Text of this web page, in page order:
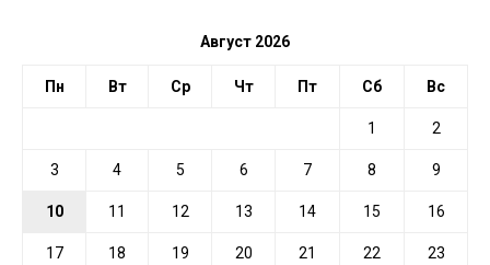
Август 2026
Пн Вт Ср Чт Пт Сб Вс
1 2
3 4 5 6 7 8 9
10 11 12 13 14 15 16
17 18 19 20 21 22 23